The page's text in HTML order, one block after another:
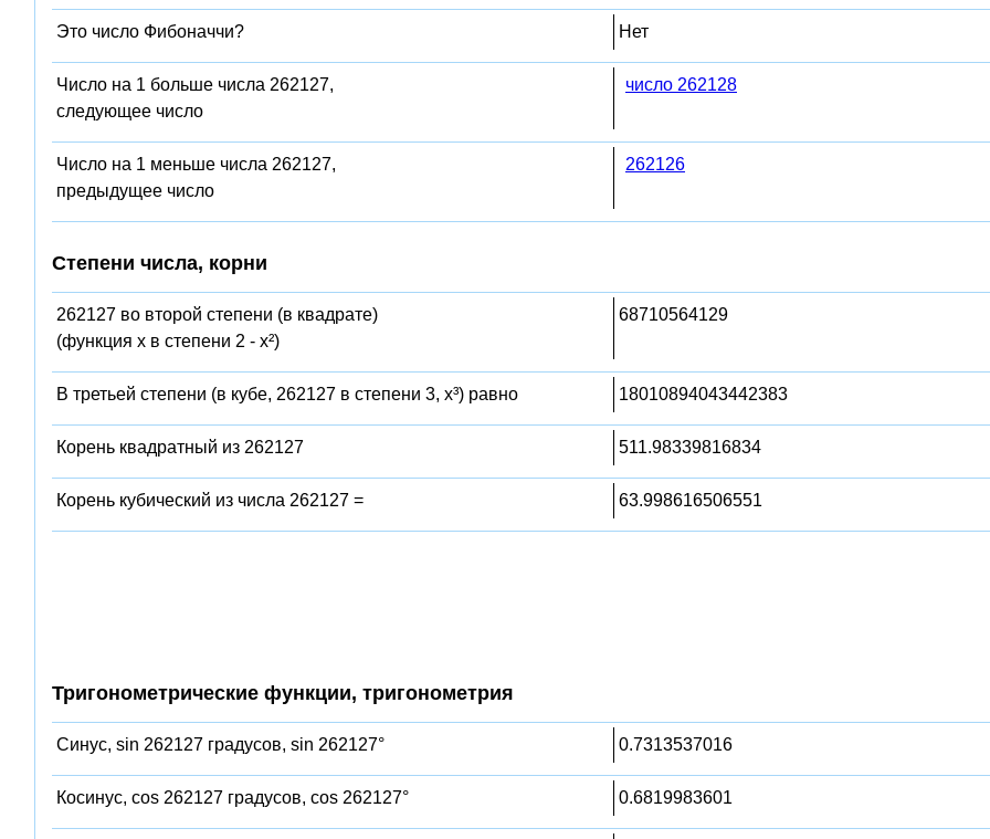
Это число Фибоначчи? Нет
Число на 1 больше числа 262127,
следующее число
число 262128
Число на 1 меньше числа 262127,
предыдущее число
262126
Степени числа, корни
262127 во второй степени (в квадрате)
(функция x в степени 2 - x²)
68710564129
В третьей степени (в кубе, 262127 в степени 3, x³) равно 18010894043442383
Корень квадратный из 262127 511.98339816834
Корень кубический из числа 262127 = 63.998616506551
Тригонометрические функции, тригонометрия
Синус, sin 262127 градусов, sin 262127° 0.7313537016
Косинус, cos 262127 градусов, cos 262127° 0.6819983601